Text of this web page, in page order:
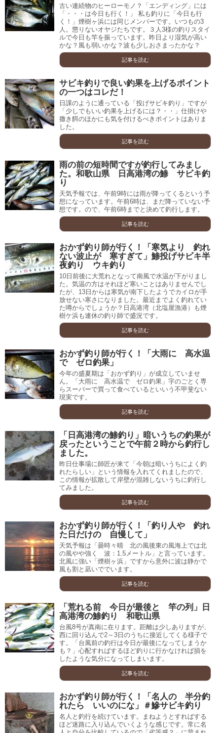
古い連続物のヒーローモノ？「エンディング」には
「・・・は今日も行く！」 私も釣りに「今日も行
く！」煙樹ヶ浜には同じメンバーです。いつもの3
人。懲りないオヤジたちです。３人3様の釣りスタイ
ルで今日も竿を振っています。昨日より湿気が高い
かな？風も弱いかな？波も少しおさまったかな？
記事を読む
サビキ釣りで良い釣果を上げるポイント
の一つはコレだ！
日課のように通っている「投げサビキ釣り」ですが
「少しでもいい釣果を上げるには？・・」仕掛けや
撒き餌のほかにも気を付けるべきポイントはありま
した。
記事を読む
雨の前の短時間ですが釣行してみまし
た。和歌山県 日高港湾の鯵 サビキ釣
り
天気予報では、午前9時には雨が降ってくるという予
想になっています。午前6時は、まだ降っていない予
想です。ので、午前6時までと決めて釣行します。
記事を読む
おかず釣り師が行く！「寒気より 釣れ
ない波止が 寒すぎて」鯵投げサビキ半
夜釣り ウキ釣り
10日前後に大荒れとなって南風で水温が下がりまし
た。気温の方はそれほど寒いことはありませんでし
たが、13日からは寒気が南下したようでカイロが手
放せない寒さになりました。最近までよく釣れてい
た噂からでしょうか？日高港湾（北塩屋漁港）も煙
樹ケ浜も連休の釣り師で盛況です。
記事を読む
おかず釣り師が行く！「大雨に 高水温
で ゼロ釣果」
今年の盛夏期は「おかず釣り」が成立していませ
ん。「大雨に 高水温で ゼロ釣果」字のごとく専
らスーパーで買って食べているといいう不甲斐ない
現実です。
記事を読む
「日高港湾の鯵釣り」暗いうちの釣果が
戻ったということで午前２時から釣行し
ました。
昨日仕事場に師匠が来て「今朝は暗いうちによく釣
れたらしい」という情報を入れてくれましたので、
この情報が拡散して岸壁が混雑しないうちに釣行し
てみました。
記事を読む
おかず釣り師が行く！「釣り人や 釣れ
た日だけの 自慢して」
天気予報は「曇時々晴 北の風後東の風海上では北
の風やや強く 波：1.5メートル」と言っています。
北風に強い「煙樹ヶ浜」ですから意外に波は静かで
風も割と凪いででいます。
記事を読む
「荒れる前 今日が最後と 竿の列」日
高港湾の鯵釣り 和歌山県
台風8号が真南に在ります。距離は少しありますが、
西に回り込んで2～3日のうちに接近してくる様子で
す。「台風前の釣行は今日が最後になってしまうか
も？」心配すればするほど釣りに行かなければ損を
したような気分になってしまいます。
記事を読む
おかず釣り師が行く！「名人の 半分釣
れたら いいのにな」＃鰺サビキ釣り
名人と釣行を続けています。まねようとすればする
ほど迷路に入り込んでいくような感じです。常に名